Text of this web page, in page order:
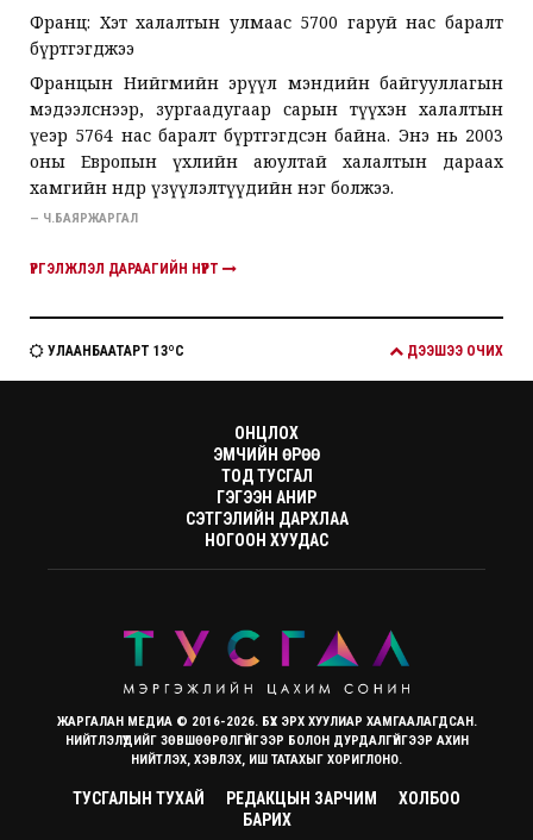
Франц: Хэт халалтын улмаас 5700 гаруй нас баралт
бүртгэгджээ
Францын Нийгмийн эрүүл мэндийн байгууллагын
мэдээлснээр, зургаадугаар сарын түүхэн халалтын
үеэр 5764 нас баралт бүртгэгдсэн байна. Энэ нь 2003
оны Европын үхлийн аюултай халалтын дараах
хамгийн өндөр үзүүлэлтүүдийн нэг болжээ.
— Ч.БАЯРЖАРГАЛ
ҮРГЭЛЖЛЭЛ ДАРААГИЙН НҮҮРТ
ДЭЭШЭЭ ОЧИХ
УЛААНБААТАРТ 13ºC
ОНЦЛОХ
ЭМЧИЙН ӨРӨӨ
ТОД ТУСГАЛ
ГЭГЭЭН АНИР
СЭТГЭЛИЙН ДАРХЛАА
НОГООН ХУУДАС
ЖАРГАЛАН МЕДИА © 2016-2026. БҮХ ЭРХ ХУУЛИАР ХАМГААЛАГДСАН.
НИЙТЛЭЛҮҮДИЙГ ЗӨВШӨӨРӨЛГҮЙГЭЭР БОЛОН ДУРДАЛГҮЙГЭЭР АХИН
НИЙТЛЭХ, ХЭВЛЭХ, ИШ ТАТАХЫГ ХОРИГЛОНО.
ТУСГАЛЫН ТУХАЙ РЕДАКЦЫН ЗАРЧИМ
ХОЛБОО
БАРИХ